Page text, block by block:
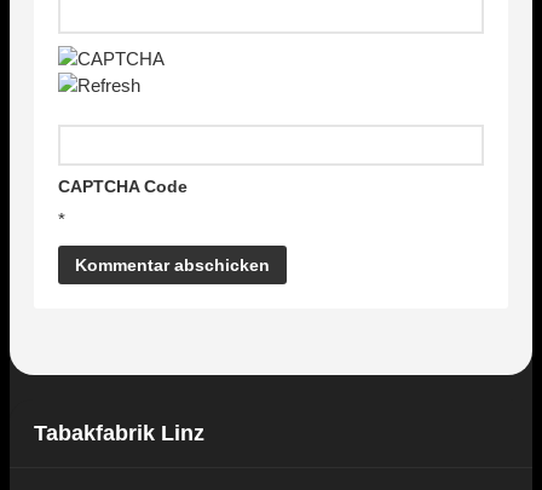
CAPTCHA Code
*
Tabakfabrik Linz